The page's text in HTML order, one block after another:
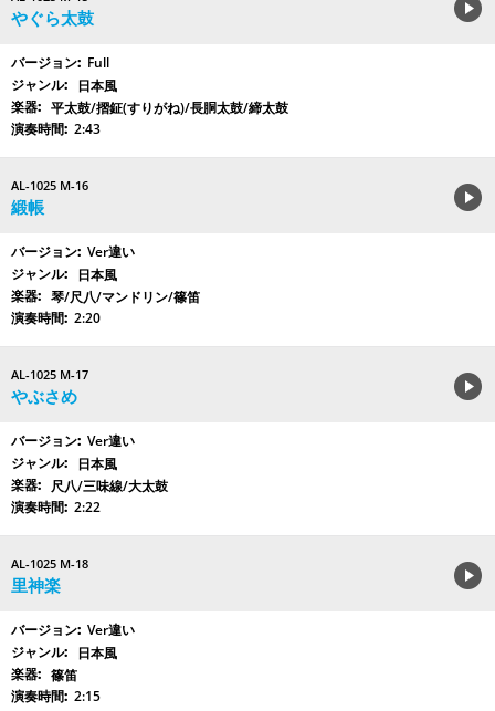
やぐら太鼓
Full
日本風
平太鼓/摺鉦(すりがね)/長胴太鼓/締太鼓
2:43
AL-1025 M-16
緞帳
Ver違い
日本風
琴/尺八/マンドリン/篠笛
2:20
AL-1025 M-17
やぶさめ
Ver違い
日本風
尺八/三味線/大太鼓
2:22
AL-1025 M-18
里神楽
Ver違い
日本風
篠笛
2:15